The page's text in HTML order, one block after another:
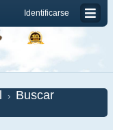
Identificarse
Buscar